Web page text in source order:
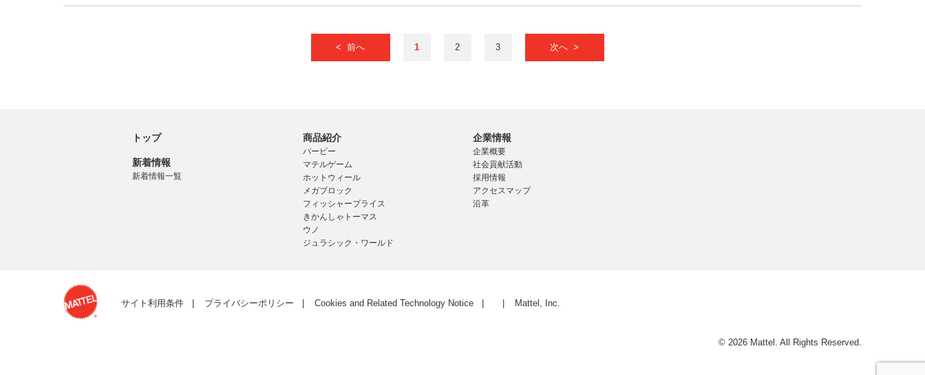
< 前へ 1 2 3 次へ >
トップ
新着情報
新着情報一覧
商品紹介
バービー
マテルゲーム
ホットウィール
メガブロック
フィッシャープライス
きかんしゃトーマス
ウノ
ジュラシック・ワールド
企業情報
企業概要
社会貢献活動
採用情報
アクセスマップ
沿革
サイト利用条件 プライバシーポリシー Cookies and Related Technology Notice Mattel, Inc.
© 2026 Mattel. All Rights Reserved.